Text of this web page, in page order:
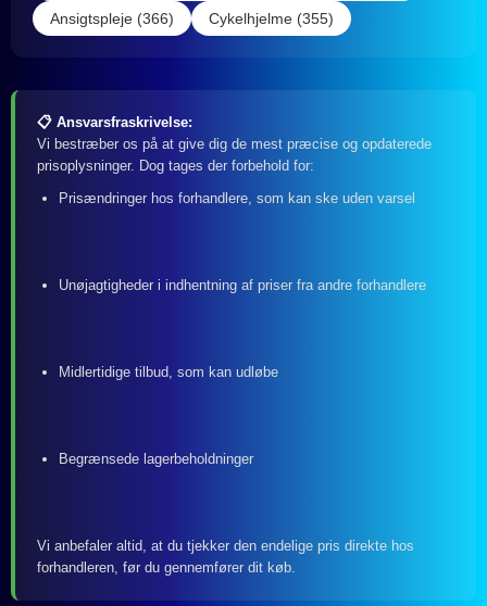
Ansigtspleje (366)
Cykelhjelme (355)
📋 Ansvarsfraskrivelse:
Vi bestræber os på at give dig de mest præcise og opdaterede
prisoplysninger. Dog tages der forbehold for:
Prisændringer hos forhandlere, som kan ske uden varsel
Unøjagtigheder i indhentning af priser fra andre forhandlere
Midlertidige tilbud, som kan udløbe
Begrænsede lagerbeholdninger
Vi anbefaler altid, at du tjekker den endelige pris direkte hos
forhandleren, før du gennemfører dit køb.